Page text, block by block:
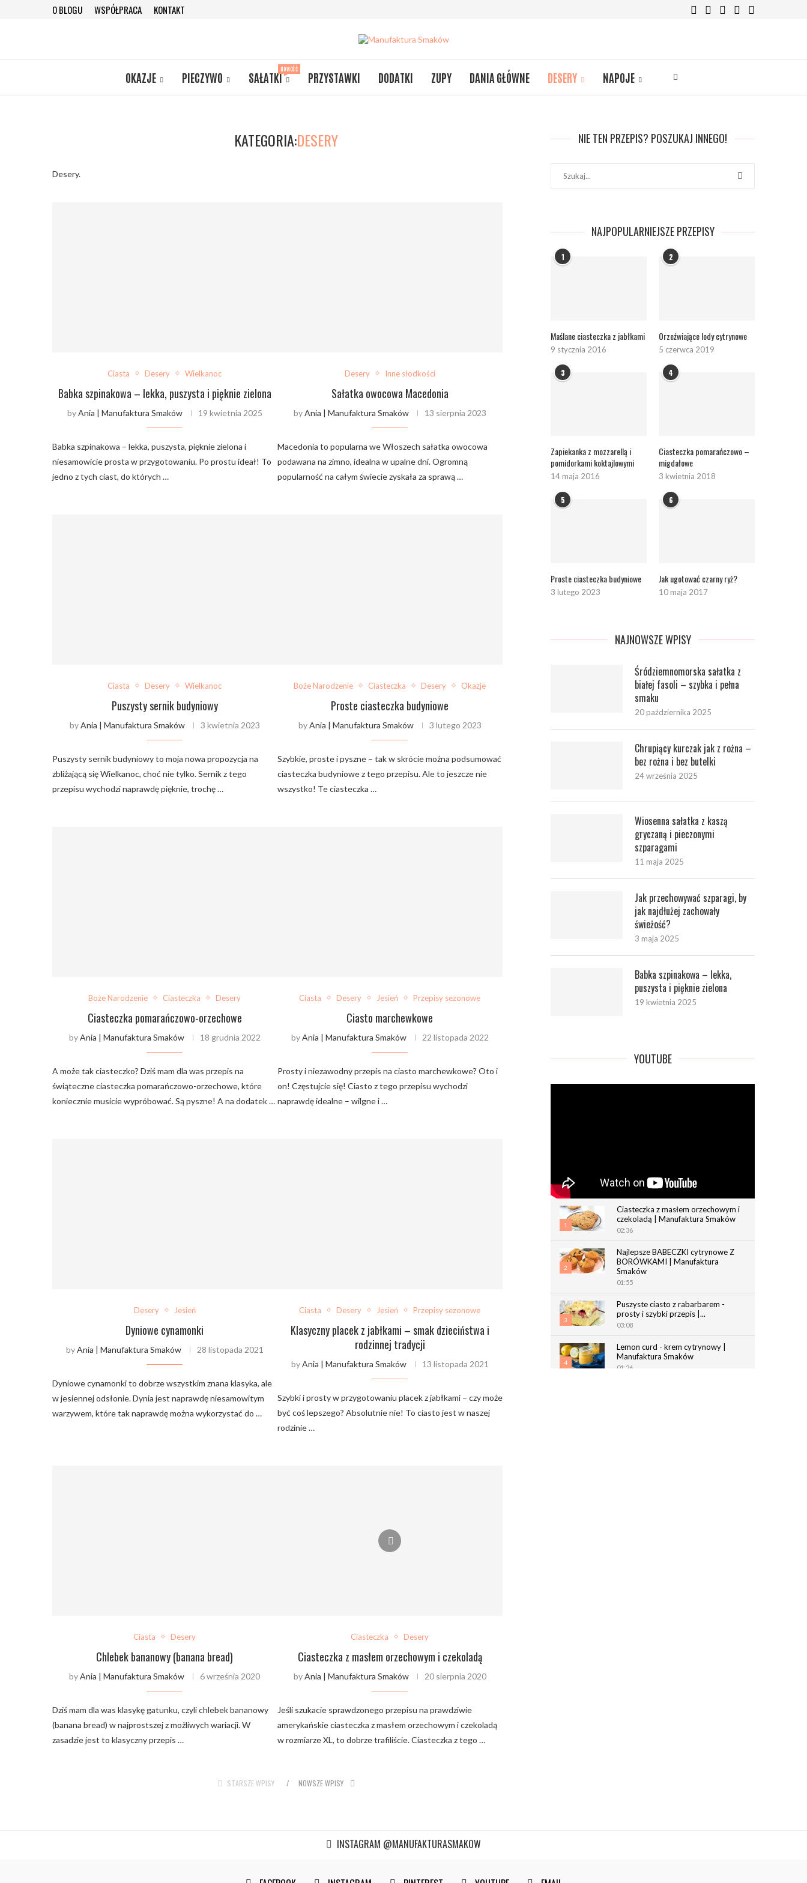
O BLOGU WSPÓŁPRACA KONTAKT
OKAZJE PIECZYWO SAŁATKI
NOWOŚĆ
PRZYSTAWKI DODATKI ZUPY DANIA GŁÓWNE DESERY NAPOJE
KATEGORIA:DESERY
Desery.
Ciasta Desery Wielkanoc
Babka szpinakowa – lekka, puszysta i pięknie zielona
byAnia | Manufaktura Smaków 19 kwietnia 2025
Babka szpinakowa – lekka, puszysta, pięknie zielona i
niesamowicie prosta w przygotowaniu. Po prostu ideał! To
jedno z tych ciast, do których …
Desery Inne słodkości
Sałatka owocowa Macedonia
byAnia | Manufaktura Smaków 13 sierpnia 2023
Macedonia to popularna we Włoszech sałatka owocowa
podawana na zimno, idealna w upalne dni. Ogromną
popularność na całym świecie zyskała za sprawą …
Ciasta Desery Wielkanoc
Puszysty sernik budyniowy
byAnia | Manufaktura Smaków 3 kwietnia 2023
Puszysty sernik budyniowy to moja nowa propozycja na
zbliżającą się Wielkanoc, choć nie tylko. Sernik z tego
przepisu wychodzi naprawdę pięknie, trochę …
Boże Narodzenie Ciasteczka Desery Okazje
Proste ciasteczka budyniowe
byAnia | Manufaktura Smaków 3 lutego 2023
Szybkie, proste i pyszne – tak w skrócie można podsumować
ciasteczka budyniowe z tego przepisu. Ale to jeszcze nie
wszystko! Te ciasteczka …
Boże Narodzenie Ciasteczka Desery
Ciasteczka pomarańczowo-orzechowe
byAnia | Manufaktura Smaków 18 grudnia 2022
A może tak ciasteczko? Dziś mam dla was przepis na
świąteczne ciasteczka pomarańczowo-orzechowe, które
koniecznie musicie wypróbować. Są pyszne! A na dodatek …
Ciasta Desery Jesień Przepisy sezonowe
Ciasto marchewkowe
byAnia | Manufaktura Smaków 22 listopada 2022
Prosty i niezawodny przepis na ciasto marchewkowe? Oto i
on! Częstujcie się! Ciasto z tego przepisu wychodzi
naprawdę idealne – wilgne i …
Desery Jesień
Dyniowe cynamonki
byAnia | Manufaktura Smaków 28 listopada 2021
Dyniowe cynamonki to dobrze wszystkim znana klasyka, ale
w jesiennej odsłonie. Dynia jest naprawdę niesamowitym
warzywem, które tak naprawdę można wykorzystać do …
Ciasta Desery Jesień Przepisy sezonowe
Klasyczny placek z jabłkami – smak dzieciństwa i
rodzinnej tradycji
byAnia | Manufaktura Smaków 13 listopada 2021
Szybki i prosty w przygotowaniu placek z jabłkami – czy może
być coś lepszego? Absolutnie nie! To ciasto jest w naszej
rodzinie …
Ciasta Desery
Chlebek bananowy (banana bread)
byAnia | Manufaktura Smaków 6 września 2020
Dziś mam dla was klasykę gatunku, czyli chlebek bananowy
(banana bread) w najprostszej z możliwych wariacji. W
zasadzie jest to klasyczny przepis …
Ciasteczka Desery
Ciasteczka z masłem orzechowym i czekoladą
byAnia | Manufaktura Smaków 20 sierpnia 2020
Jeśli szukacie sprawdzonego przepisu na prawdziwie
amerykańskie ciasteczka z masłem orzechowym i czekoladą
w rozmiarze XL, to dobrze trafiliście. Ciasteczka z tego …
STARSZE WPISY NOWSZE WPISY
NIE TEN PRZEPIS? POSZUKAJ INNEGO!
NAJPOPULARNIEJSZE PRZEPISY
1
Maślane ciasteczka z jabłkami
9 stycznia 2016
2
Orzeźwiające lody cytrynowe
5 czerwca 2019
3
Zapiekanka z mozzarellą i
pomidorkami koktajlowymi
14 maja 2016
4
Ciasteczka pomarańczowo –
migdałowe
3 kwietnia 2018
5
Proste ciasteczka budyniowe
3 lutego 2023
6
Jak ugotować czarny ryż?
10 maja 2017
NAJNOWSZE WPISY
Śródziemnomorska sałatka z
białej fasoli – szybka i pełna
smaku
20 października 2025
Chrupiący kurczak jak z rożna –
bez rożna i bez butelki
24 września 2025
Wiosenna sałatka z kaszą
gryczaną i pieczonymi
szparagami
11 maja 2025
Jak przechowywać szparagi, by
jak najdłużej zachowały
świeżość?
3 maja 2025
Babka szpinakowa – lekka,
puszysta i pięknie zielona
19 kwietnia 2025
YOUTUBE
1
Ciasteczka z masłem orzechowym i
czekoladą | Manufaktura Smaków
02:36
2
Najlepsze BABECZKI cytrynowe Z
BORÓWKAMI | Manufaktura
Smaków
01:55
3
Puszyste ciasto z rabarbarem -
prosty i szybki przepis |...
03:08
4
Lemon curd - krem cytrynowy |
Manufaktura Smaków
01:26
INSTAGRAM @MANUFAKTURASMAKOW